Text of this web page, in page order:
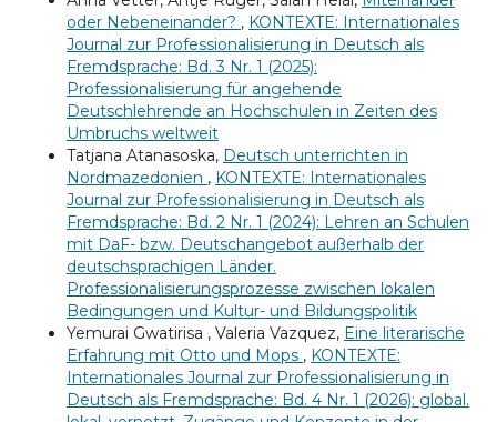
oder Nebeneinander? , KONTEXTE: Internationales
Journal zur Professionalisierung in Deutsch als
Fremdsprache: Bd. 3 Nr. 1 (2025):
Professionalisierung für angehende
Deutschlehrende an Hochschulen in Zeiten des
Umbruchs weltweit
Tatjana Atanasoska, Deutsch unterrichten in
Nordmazedonien , KONTEXTE: Internationales
Journal zur Professionalisierung in Deutsch als
Fremdsprache: Bd. 2 Nr. 1 (2024): Lehren an Schulen
mit DaF- bzw. Deutschangebot außerhalb der
deutschsprachigen Länder.
Professionalisierungsprozesse zwischen lokalen
Bedingungen und Kultur- und Bildungspolitik
Yemurai Gwatirisa , Valeria Vazquez, Eine literarische
Erfahrung mit Otto und Mops , KONTEXTE:
Internationales Journal zur Professionalisierung in
Deutsch als Fremdsprache: Bd. 4 Nr. 1 (2026): global.